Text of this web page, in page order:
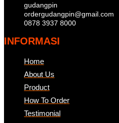
gudangpin
ordergudangpin@gmail.com
0878 3937 8000
INFORMASI
Home
About Us
Product
How To Order
Testimonial